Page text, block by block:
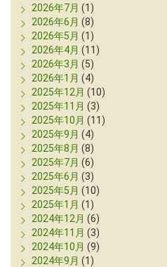
2026年7月 (1)
2026年6月 (8)
2026年5月 (1)
2026年4月 (11)
2026年3月 (5)
2026年1月 (4)
2025年12月 (10)
2025年11月 (3)
2025年10月 (11)
2025年9月 (4)
2025年8月 (8)
2025年7月 (6)
2025年6月 (3)
2025年5月 (10)
2025年1月 (1)
2024年12月 (6)
2024年11月 (3)
2024年10月 (9)
2024年9月 (1)